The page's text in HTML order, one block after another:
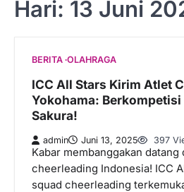
Hari: 13 Juni
BERITA OLAHRAGA
ICC All Stars Kirim Atlet
Yokohama: Berkompetisi
Sakura!
admin Juni 13, 2025 397
Kabar membanggakan datang
cheerleading Indonesia! ICC
squad cheerleading